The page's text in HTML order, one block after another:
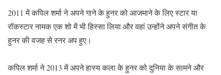
2011 में कपिल शर्मा ने अपने गाने के हुनर को आजमाने के लिए स्टार या
रॉकस्टार नामक एक शो में भी हिस्सा लिया और वहां उन्होंने अपने संगीत के
हुनर की वजह से रनर अप हुए।
कपिल शर्मा ने 2013 में अपने हास्य कला के हुनर को दुनिया के सामने और